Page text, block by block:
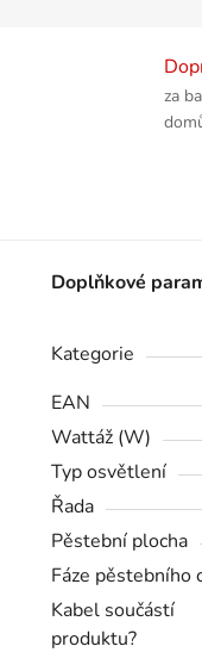
za
Doplňkové
Kategorie
EAN
Wattáž (W)
Typ osvětlení
Řada
Pěstební plocha
Fáze pěstebního
Kabel součástí
produktu?